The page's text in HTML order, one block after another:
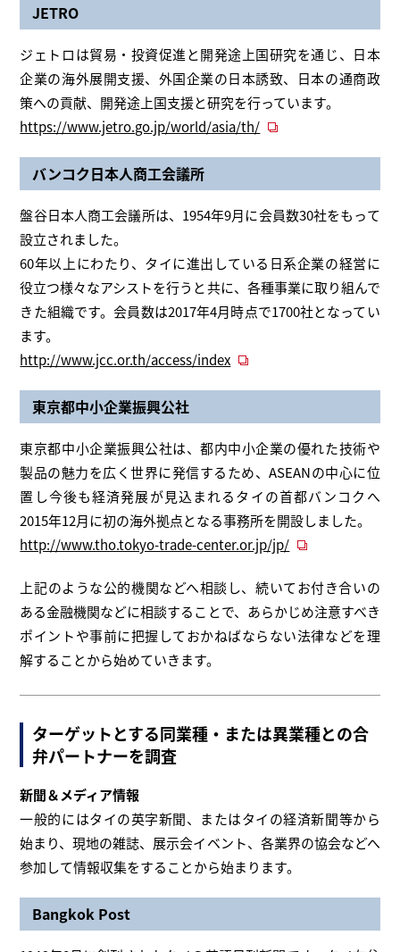
JETRO
ジェトロは貿易・投資促進と開発途上国研究を通じ、日本
企業の海外展開支援、外国企業の日本誘致、日本の通商政
策への貢献、開発途上国支援と研究を行っています。
https://www.jetro.go.jp/world/asia/th/
バンコク日本人商工会議所
盤谷日本人商工会議所は、1954年9月に会員数30社をもって
設立されました。
60年以上にわたり、タイに進出している日系企業の経営に
役立つ様々なアシストを行うと共に、各種事業に取り組んで
きた組織です。会員数は2017年4月時点で1700社となってい
ます。
http://www.jcc.or.th/access/index
東京都中小企業振興公社
東京都中小企業振興公社は、都内中小企業の優れた技術や
製品の魅力を広く世界に発信するため、ASEANの中心に位
置し今後も経済発展が見込まれるタイの首都バンコクへ
2015年12月に初の海外拠点となる事務所を開設しました。
http://www.tho.tokyo-trade-center.or.jp/jp/
上記のような公的機関などへ相談し、続いてお付き合いの
ある金融機関などに相談することで、あらかじめ注意すべき
ポイントや事前に把握しておかねばならない法律などを理
解することから始めていきます。
ターゲットとする同業種・または異業種との合
弁パートナーを調査
新聞＆メディア情報
一般的にはタイの英字新聞、またはタイの経済新聞等から
始まり、現地の雑誌、展示会イベント、各業界の協会などへ
参加して情報収集をすることから始まります。
Bangkok Post